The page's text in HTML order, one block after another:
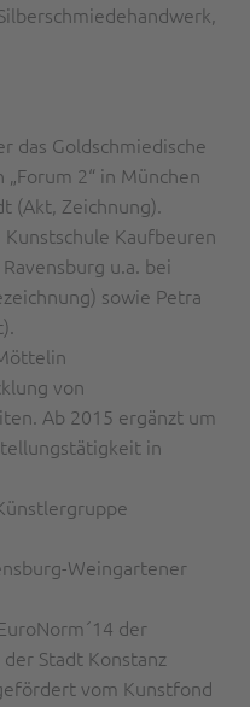
das Goldschmiedische
2“ in München
(Akt, Zeichnung).
Kaufbeuren
u.a. bei
sowie Petra
von
Ab 2015 ergänzt um
in
Weingartener
der
Stadt Konstanz
vom Kunstfond